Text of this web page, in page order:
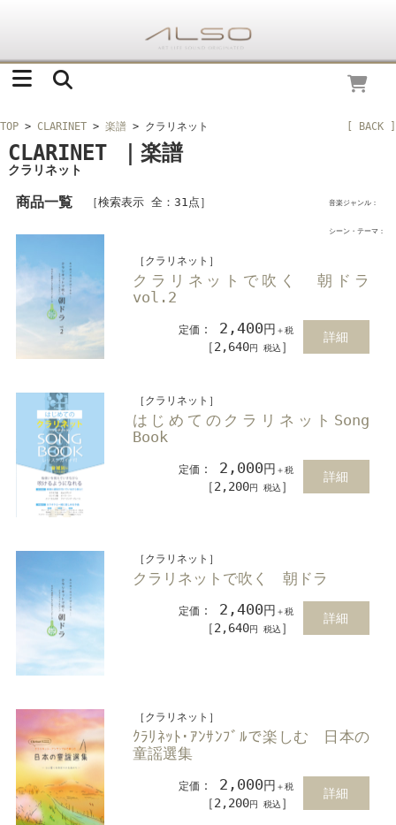
TOP > CLARINET > 楽譜 > クラリネット [ BACK ]
CLARINET ｜楽譜
クラリネット
音楽ジャンル：
シーン・テーマ：
商品一覧 ［検索表示 全：31点］
［クラリネット］
クラリネットで吹く 朝ドラ
vol.2
定価 ： 2,400円 ＋税
［2,640円 税込 ］
詳細
［クラリネット］
はじめてのクラリネットSong
Book
定価 ： 2,000円 ＋税
［2,200円 税込 ］
詳細
［クラリネット］
クラリネットで吹く 朝ドラ
定価 ： 2,400円 ＋税
［2,640円 税込 ］
詳細
［クラリネット］
ｸﾗﾘﾈｯﾄ･ｱﾝｻﾝﾌﾞﾙで楽しむ 日本の
童謡選集
定価 ： 2,000円 ＋税
［2,200円 税込 ］
詳細